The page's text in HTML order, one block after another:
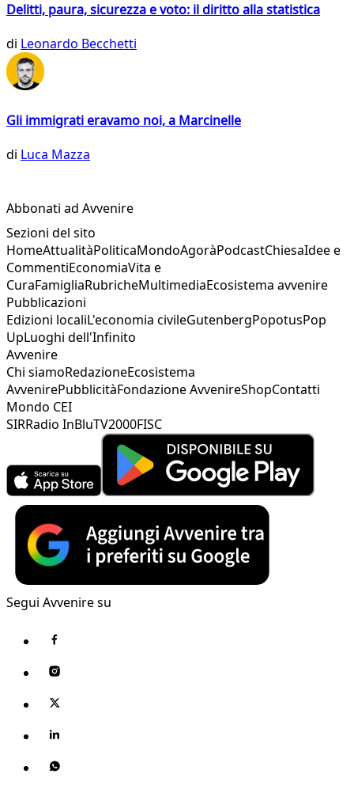
Delitti, paura, sicurezza e voto: il diritto alla statistica
di Leonardo Becchetti
Gli immigrati eravamo noi, a Marcinelle
di Luca Mazza
Abbonati ad Avvenire
Sezioni del sito
HomeAttualitàPoliticaMondoAgoràPodcastChiesaIdee e
CommentiEconomiaVita e
CuraFamigliaRubricheMultimediaEcosistema avvenire
Pubblicazioni
Edizioni localiL'economia civileGutenbergPopotusPop
UpLuoghi dell'Infinito
Avvenire
Chi siamoRedazioneEcosistema
AvvenirePubblicitàFondazione AvvenireShopContatti
Mondo CEI
SIRRadio InBluTV2000FISC
Segui Avvenire su